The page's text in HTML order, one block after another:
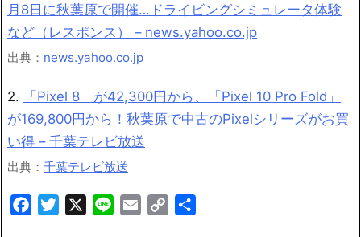
月8日に秋葉原で開催…ドライビングシミュレータ体験
など（レスポンス） – news.yahoo.co.jp
出典： news.yahoo.co.jp
2.
「Pixel 8」が42,300円から、「Pixel 10 Pro Fold」
が169,800円から！秋葉原で中古のPixelシリーズがお買
い得 – 千葉テレビ放送
出典： 千葉テレビ放送
FacebookTwitter Line Email
Copy